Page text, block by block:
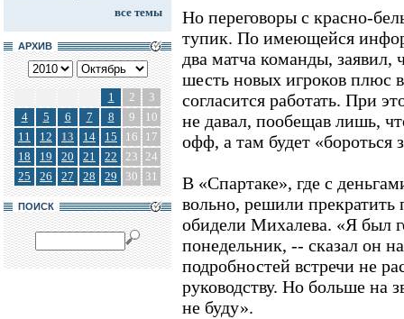
все темы
АРХИВ
1 2
3
4
5 6 7 8 9
10
11
12 13 14 15 16
17
18
19 20 21 22 23 24
25
26 27 28 29 30 31
ПОИСК
Но переговоры с красно-
тупик. По имеющейся
два матча команды,
шесть новых игроков плюс
согласится работать. При
не давал, пообещав лишь,
офф, а там будет «бороться
В «Спартаке», где с
вольно, решили прекратить
обидели Михалева. «Я был
понедельник, -- сказал он
подробностей встречи не
руководству. Но больше на
не буду».